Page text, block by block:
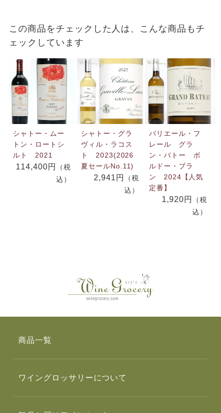
この商品をチェックした人は、こんな商品もチ
ェックしています
シャトー・ムー
トン・ロートシ
ルト 2021
114,400円
（税
込）
シャトー・グラ
ヴィル・ラコス
ト 2023(2026
夏セールNo.11)
2,941円
（税
込）
バリエール・フ
レール グラ
ン・バトー ボ
ルドー・ブラ
ン 2024【人気
定番】
1,920円
（税
込）
商品一覧
ワイングロッサリーについて